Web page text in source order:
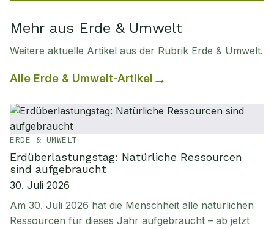
Mehr aus Erde & Umwelt
Weitere aktuelle Artikel aus der Rubrik Erde & Umwelt.
Alle Erde & Umwelt-Artikel
ERDE & UMWELT
Erdüberlastungstag: Natürliche Ressourcen
sind aufgebraucht
30. Juli 2026
Am 30. Juli 2026 hat die Menschheit alle natürlichen
Ressourcen für dieses Jahr aufgebraucht – ab jetzt